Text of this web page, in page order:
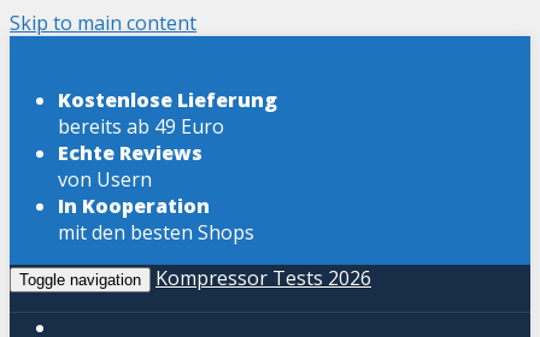
Skip to main content
Kostenlose Lieferung
bereits ab 49 Euro
Echte Reviews
von Usern
In Kooperation
mit den besten Shops
Toggle navigation Kompressor Tests 2026